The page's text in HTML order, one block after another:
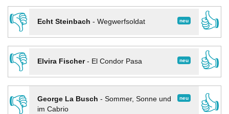
👎
neu
Echt Steinbach - Wegwerfsoldat
👍
👎
neu
Elvira Fischer- El Condor Pasa
👍
👎
neu
George La Busch - Sommer, Sonne und
im Cabrio
👍